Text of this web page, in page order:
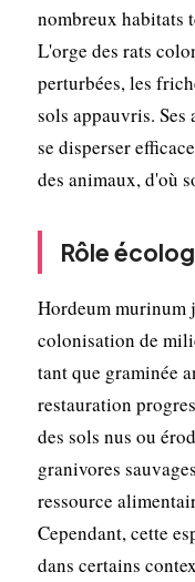
nombreux habitats
L'orge des rats
perturbées, les
sols appauvris. Ses
se disperser
des animaux, d'où
Rôle
Hordeum murinum
colonisation de
tant que graminée
restauration
des sols nus ou
granivores
ressource
Cependant, cette
dans certains